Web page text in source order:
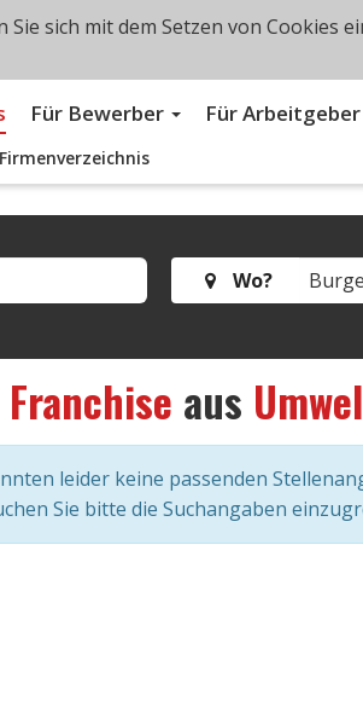
Für Bewerber Für Arbeitgeber
Firmenverzeichnis
Wo?
Franchise aus
leider keine passenden
Sie bitte die Suchangaben
sich mit dem Setzen von Cookies